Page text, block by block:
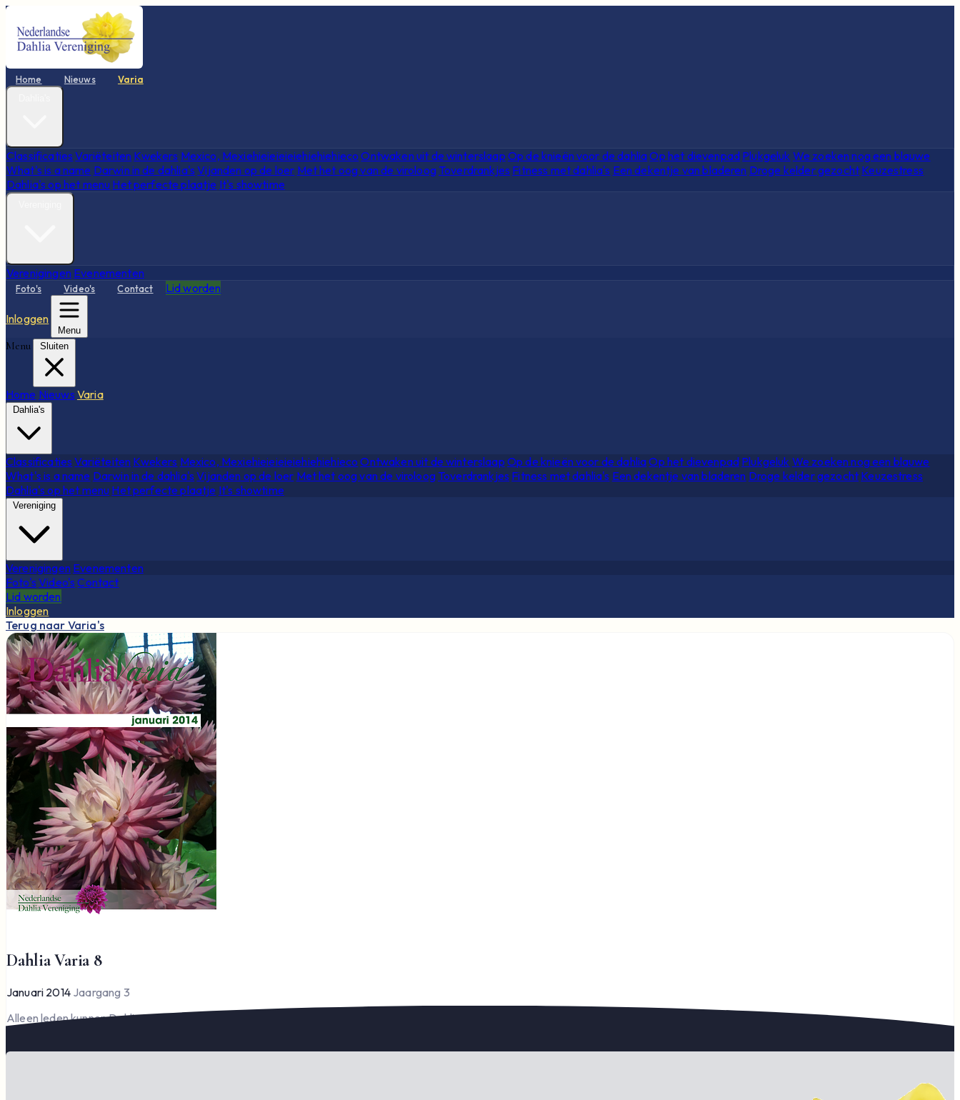
Home Nieuws Varia
Classificaties Variëteiten Kwekers Mexico, Mexiehieieieieiehiehiehieco Ontwaken uit de winterslaap Op de knieën voor de dahliaOp het dievenpad Plukgeluk We zoeken nog een blauwe
What's is a name Darwin in de dahlia's Vijanden op de loer Met het oog van de viroloog Toverdrankjes Fitness met dahlia's Een dekentje van bladeren Droge kelder gezocht Keuzestress
Dahlia's op het menu Het perfecte plaatje It's showtime
Verenigingen Evenementen
Foto's Video's Contact Lid worden
Inloggen
Menu
Menu Sluiten
Home Nieuws Varia
Dahlia's
Classificaties Variëteiten Kwekers Mexico, Mexiehieieieieiehiehiehieco Ontwaken uit de winterslaap Op de knieën voor de dahliaOp het dievenpad Plukgeluk We zoeken nog een blauwe
What's is a name Darwin in de dahlia's Vijanden op de loer Met het oog van de viroloog Toverdrankjes Fitness met dahlia's Een dekentje van bladeren Droge kelder gezocht Keuzestress
Dahlia's op het menu Het perfecte plaatje It's showtime
Vereniging
Verenigingen Evenementen
Foto's Video's Contact
Lid worden
Inloggen
Terug naar Varia's
Dahlia Varia 8
Januari 2014 Jaargang 3
Alleen leden kunnen Dahlia Varia lezen en downloaden.